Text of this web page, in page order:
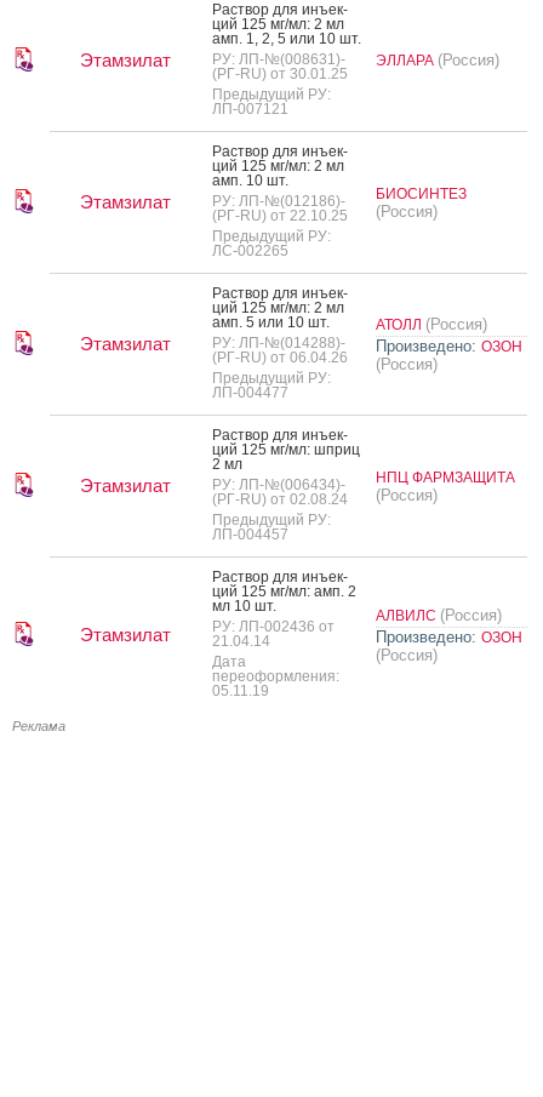
Этамзилат
Рас­твор для инъ­ек­
ций 125 мг/мл: 2 мл
амп. 1, 2, 5 или 10 шт.
РУ: ЛП-№(008631)-
(РГ-RU) от 30.01.25
Предыдущий РУ:
ЛП-007121
ЭЛЛАРА (Россия)
Этамзилат
Рас­твор для инъ­ек­
ций 125 мг/мл: 2 мл
амп. 10 шт.
РУ: ЛП-№(012186)-
(РГ-RU) от 22.10.25
Предыдущий РУ:
ЛС-002265
БИОСИНТЕЗ
(Россия)
Этамзилат
Рас­твор для инъ­ек­
ций 125 мг/мл: 2 мл
амп. 5 или 10 шт.
РУ: ЛП-№(014288)-
(РГ-RU) от 06.04.26
Предыдущий РУ:
ЛП-004477
АТОЛЛ (Россия)
Произведено: ОЗОН
(Россия)
Этамзилат
Рас­твор для инъ­ек­
ций 125 мг/мл: шприц
2 мл
РУ: ЛП-№(006434)-
(РГ-RU) от 02.08.24
Предыдущий РУ:
ЛП-004457
НПЦ ФАРМЗАЩИТА
(Россия)
Этамзилат
Рас­твор для инъ­ек­
ций 125 мг/мл: амп. 2
мл 10 шт.
РУ: ЛП-002436 от
21.04.14
Дата
переоформления:
05.11.19
АЛВИЛС (Россия)
Произведено: ОЗОН
(Россия)
Реклама